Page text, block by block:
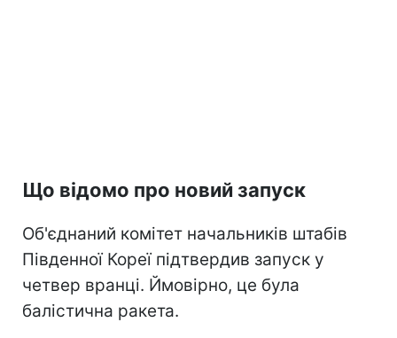
Що відомо про новий запуск
Об'єднаний комітет начальників штабів
Південної Кореї підтвердив запуск у
четвер вранці. Ймовірно, це була
балістична ракета.